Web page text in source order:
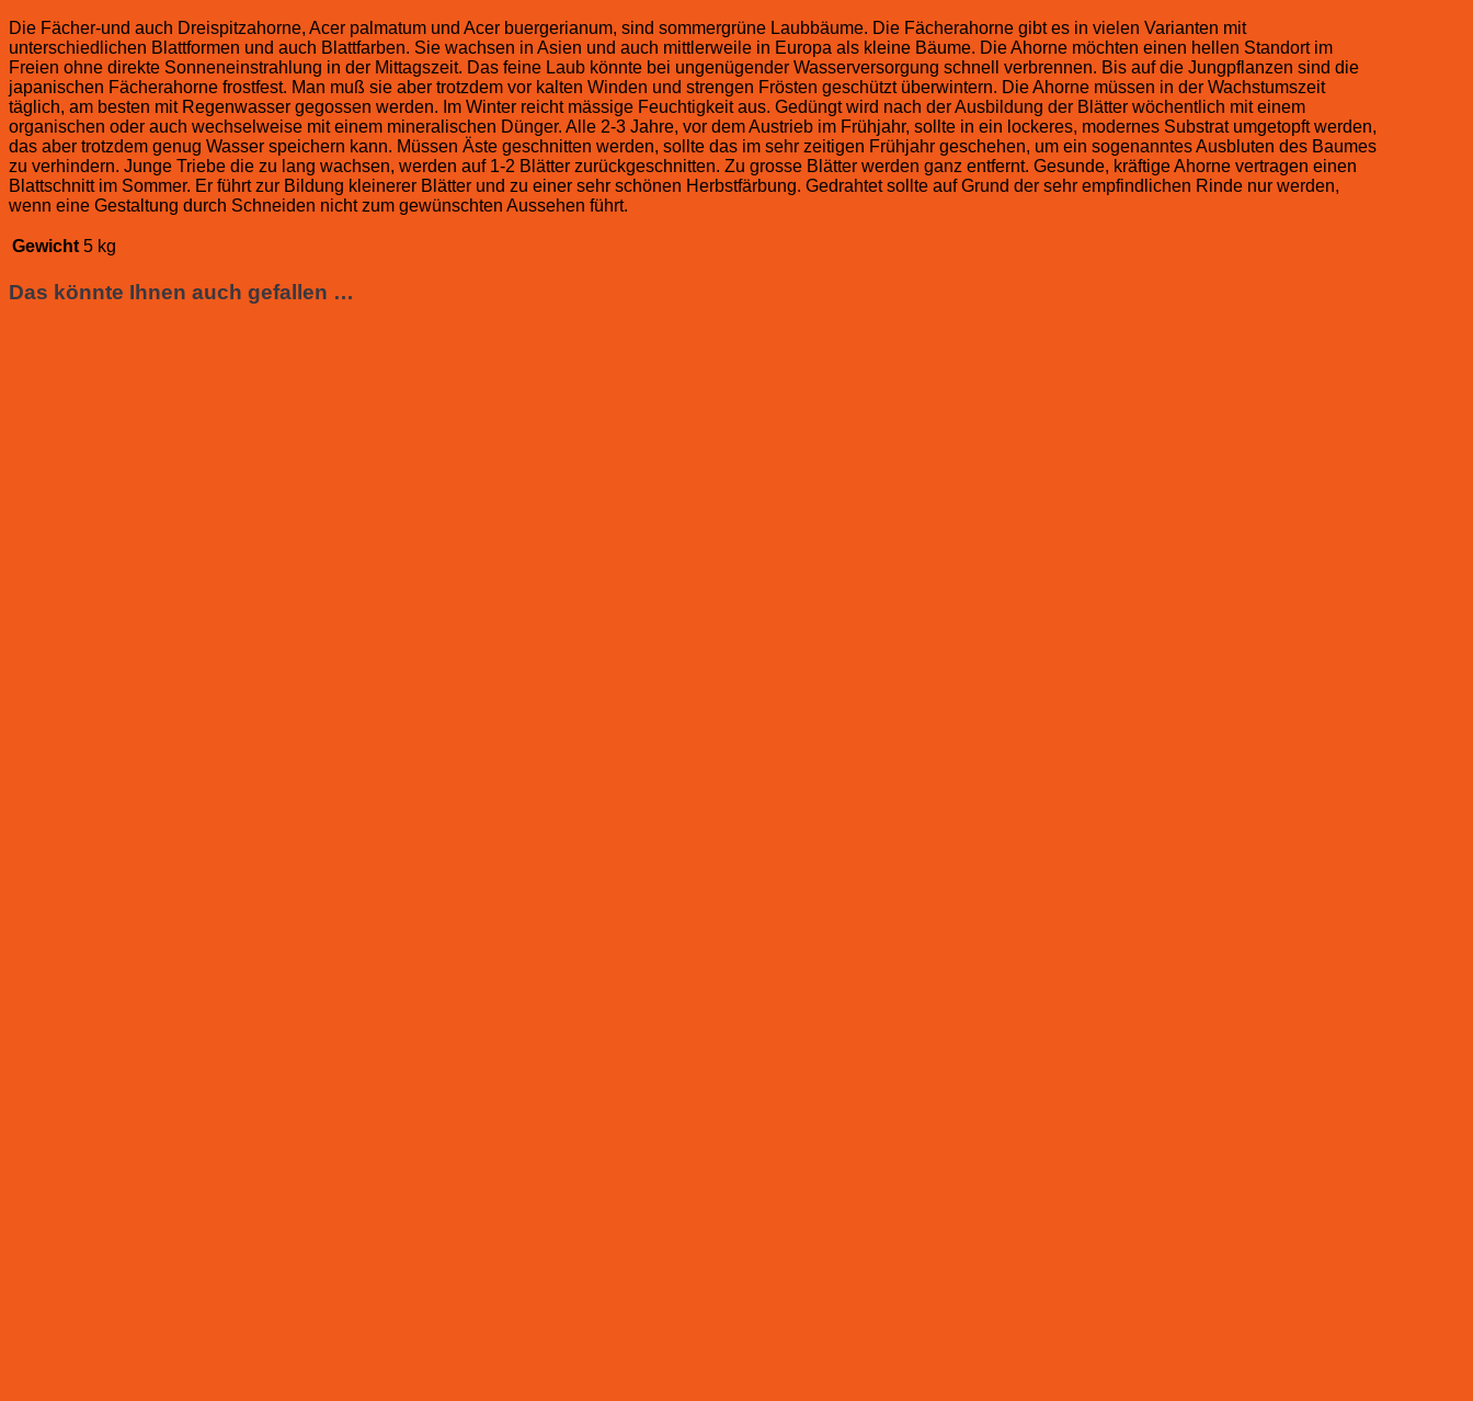
Die Fächer-und auch Dreispitzahorne, Acer palmatum und Acer buergerianum, sind sommergrüne Laubbäume. Die Fächerahorne gibt es in vielen Varianten mit
unterschiedlichen Blattformen und auch Blattfarben. Sie wachsen in Asien und auch mittlerweile in Europa als kleine Bäume. Die Ahorne möchten einen hellen Standort im
Freien ohne direkte Sonneneinstrahlung in der Mittagszeit. Das feine Laub könnte bei ungenügender Wasserversorgung schnell verbrennen. Bis auf die Jungpflanzen sind die
japanischen Fächerahorne frostfest. Man muß sie aber trotzdem vor kalten Winden und strengen Frösten geschützt überwintern. Die Ahorne müssen in der Wachstumszeit
täglich, am besten mit Regenwasser gegossen werden. Im Winter reicht mässige Feuchtigkeit aus. Gedüngt wird nach der Ausbildung der Blätter wöchentlich mit einem
organischen oder auch wechselweise mit einem mineralischen Dünger. Alle 2-3 Jahre, vor dem Austrieb im Frühjahr, sollte in ein lockeres, modernes Substrat umgetopft werden,
das aber trotzdem genug Wasser speichern kann. Müssen Äste geschnitten werden, sollte das im sehr zeitigen Frühjahr geschehen, um ein sogenanntes Ausbluten des Baumes
zu verhindern. Junge Triebe die zu lang wachsen, werden auf 1-2 Blätter zurückgeschnitten. Zu grosse Blätter werden ganz entfernt. Gesunde, kräftige Ahorne vertragen einen
Blattschnitt im Sommer. Er führt zur Bildung kleinerer Blätter und zu einer sehr schönen Herbstfärbung. Gedrahtet sollte auf Grund der sehr empfindlichen Rinde nur werden,
wenn eine Gestaltung durch Schneiden nicht zum gewünschten Aussehen führt.
Gewicht 5 kg
Das könnte Ihnen auch gefallen …